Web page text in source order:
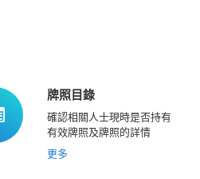
牌照目錄
確認相關人士現時是否持有
有效牌照及牌照的詳情
更多